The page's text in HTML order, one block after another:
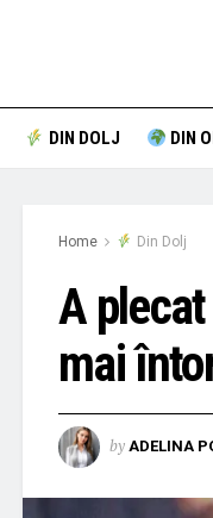
DIN DOLJ DIN
Home Din Dolj
A
mai
by ADELINA